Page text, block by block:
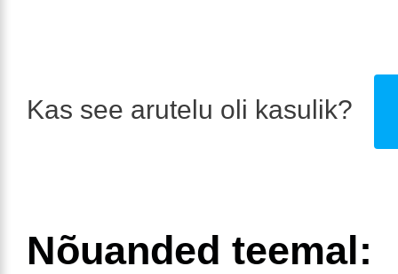
Kas see arutelu oli kasulik?
Nõuanded teemal: